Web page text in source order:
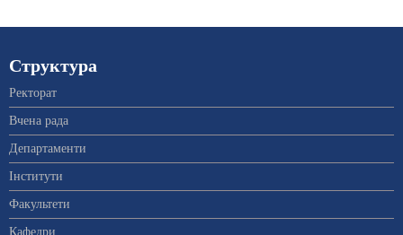
Структура
Ректорат
Вчена рада
Департаменти
Інститути
Факультети
Кафедри